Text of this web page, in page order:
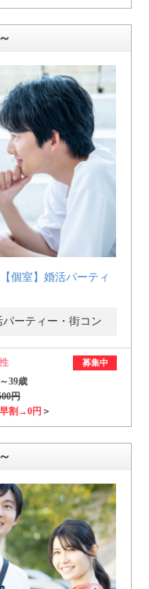
個室】婚活パーティ
ーティー・街コン
募集中
39歳
円
早割→0円 ＞